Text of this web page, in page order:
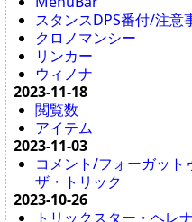
スタンスDPS番付/注意
クロノマンシー
リンカー
ウィノナ
2023-11-18
閲覧数
アイテム
2023-11-03
コメント/フォーガット
ザ・トリック
2023-10-26
トリックスター・ヘレナ